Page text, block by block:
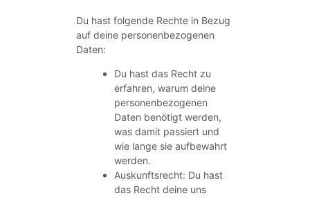
Du hast folgende Rechte in Bezug
auf deine personenbezogenen
Daten:
Du hast das Recht zu
erfahren, warum deine
personenbezogenen
Daten benötigt werden,
was damit passiert und
wie lange sie aufbewahrt
werden.
Auskunftsrecht: Du hast
das Recht deine uns